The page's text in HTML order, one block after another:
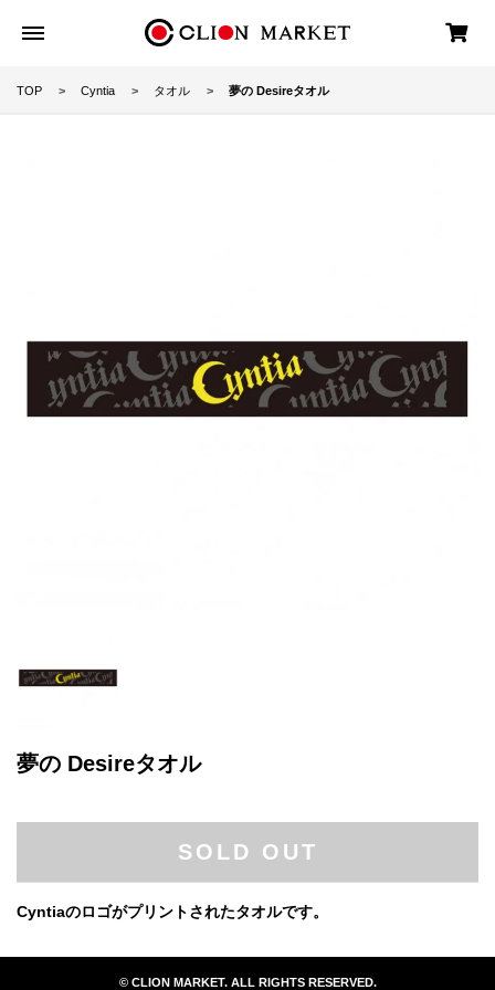
TOP Cyntia タオル 夢の Desireタオル
夢の Desireタオル
SOLD OUT
Cyntiaのロゴがプリントされたタオルです。
© CLION MARKET. ALL RIGHTS RESERVED.